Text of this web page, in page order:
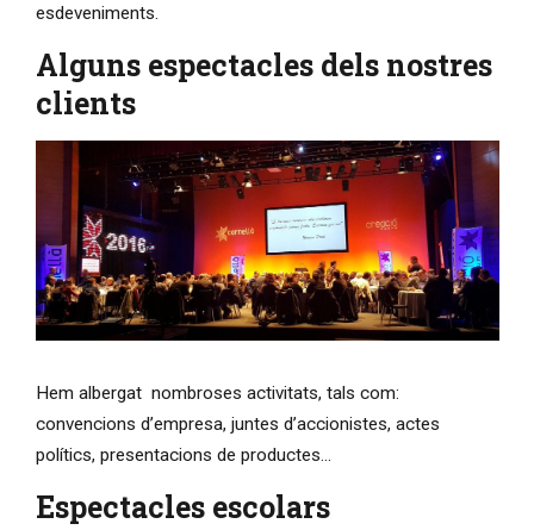
esdeveniments.
Alguns espectacles dels nostres
clients
Hem albergat nombroses activitats, tals com:
convencions d’empresa, juntes d’accionistes, actes
polítics, presentacions de productes...
Espectacles escolars